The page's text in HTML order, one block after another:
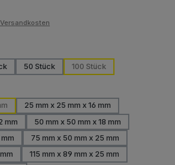
nicht verfügbar.)
Option ist zurzeit nicht verfügbar.)
50 Stück
(Diese Option ist zurzeit nicht verfügbar.)
100 Stück
25 mm x 25 mm x 16 mm
(Diese Option ist zurzeit nicht
mm
ist zurzeit nicht verfügbar.)
50 mm x 50 mm x 18 mm
(Diese Option ist zurzeit
ist zurzeit nicht verfügbar.)
75 mm x 50 mm x 25 mm
(Diese Option ist zurzeit nicht
ist zurzeit nicht verfügbar.)
115 mm x 89 mm x 25 mm
(Diese Option ist zurzeit nicht